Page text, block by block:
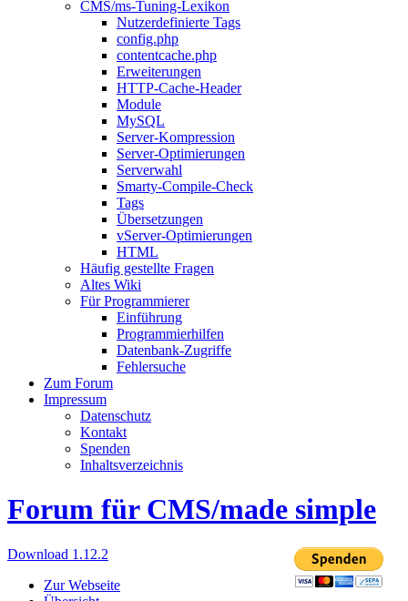
CMS/ms-Tuning-Lexikon
Nutzerdefinierte Tags
config.php
contentcache.php
Erweiterungen
HTTP-Cache-Header
Module
MySQL
Server-Kompression
Server-Optimierungen
Serverwahl
Smarty-Compile-Check
Tags
Übersetzungen
vServer-Optimierungen
HTML
Häufig gestellte Fragen
Altes Wiki
Für Programmierer
Einführung
Programmierhilfen
Datenbank-Zugriffe
Fehlersuche
Zum Forum
Impressum
Datenschutz
Kontakt
Spenden
Inhaltsverzeichnis
Forum für CMS/made simple
Download 1.12.2
Zur Webseite